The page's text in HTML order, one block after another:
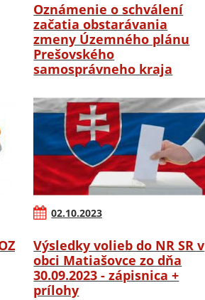
Oznámenie o schválení
začatia obstarávania
zmeny Územného plánu
Prešovského
samosprávneho kraja
02.10.2023
Výsledky volieb do NR SR v
obci Matiašovce zo dňa
30.09.2023 - zápisnica +
prílohy